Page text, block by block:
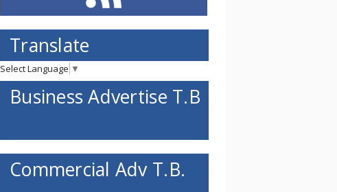
Translate
Select Language ▼
Business Advertise T.B
Commercial Adv T.B.